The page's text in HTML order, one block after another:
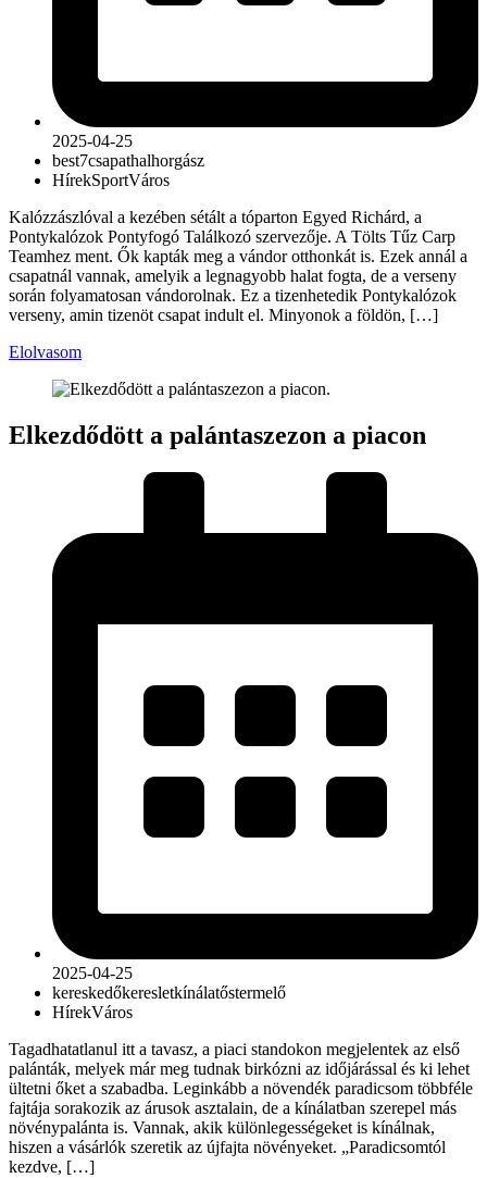
2025-04-25
best7csapathalhorgász
HírekSportVáros
Kalózzászlóval a kezében sétált a tóparton Egyed Richárd, a
Pontykalózok Pontyfogó Találkozó szervezője. A Tölts Tűz Carp
Teamhez ment. Ők kapták meg a vándor otthonkát is. Ezek annál a
csapatnál vannak, amelyik a legnagyobb halat fogta, de a verseny
során folyamatosan vándorolnak. Ez a tizenhetedik Pontykalózok
verseny, amin tizenöt csapat indult el. Minyonok a földön, […]
Elolvasom
Elkezdődött a palántaszezon a piacon
2025-04-25
kereskedőkeresletkínálatőstermelő
HírekVáros
Tagadhatatlanul itt a tavasz, a piaci standokon megjelentek az első
palánták, melyek már meg tudnak birkózni az időjárással és ki lehet
ültetni őket a szabadba. Leginkább a növendék paradicsom többféle
fajtája sorakozik az árusok asztalain, de a kínálatban szerepel más
növénypalánta is. Vannak, akik különlegességeket is kínálnak,
hiszen a vásárlók szeretik az újfajta növényeket. „Paradicsomtól
kezdve, […]